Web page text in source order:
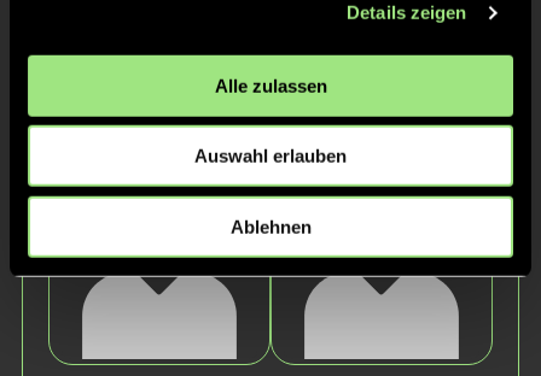
Details zeigen
Alle zulassen
Auswahl erlauben
Ablehnen
v.
v.